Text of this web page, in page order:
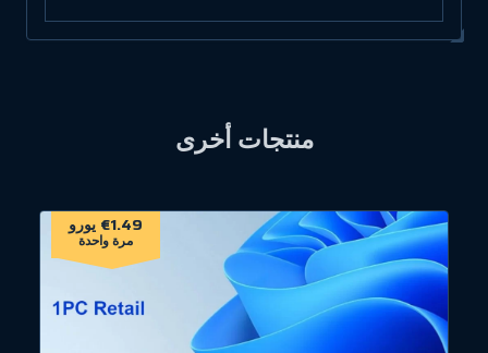
منتجات أخرى
€1.49 يورو
مرة واحدة